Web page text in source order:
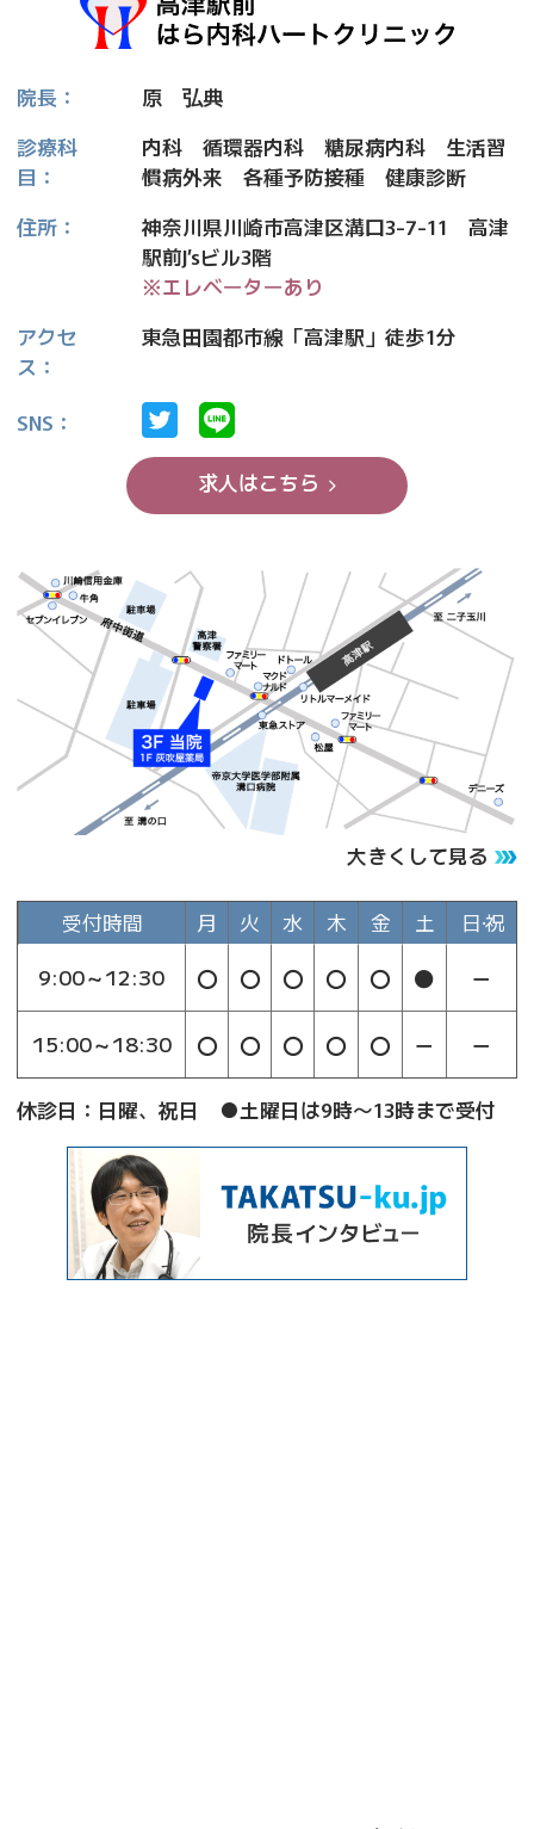
院長： 原 弘典
診療科
目：
内科 循環器内科 糖尿病内科 生活習
慣病外来 各種予防接種 健康診断
住所：
神奈川県川崎市高津区溝口3-7-11 高津
駅前J’sビル3階
※エレベーターあり
アクセ
ス：
東急田園都市線「高津駅」徒歩1分
SNS：
求人はこちら
大きくして見る
受付時間 月 火 水 木 金 土
日･祝
9:00～12:30
〇 〇 〇 〇 〇 ● －
15:00～18:30 〇 〇 〇 〇 〇 － －
休診日：日曜、祝日 ●土曜日は9時～13時まで受付